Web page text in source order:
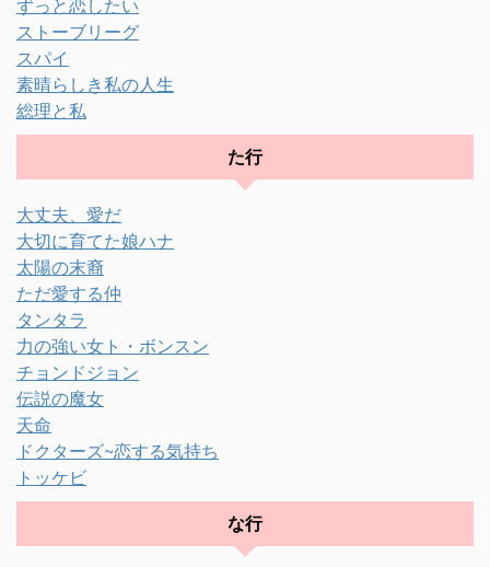
ストーブリーグ
スパイ
素晴らしき私の人生
総理と私
た行
大丈夫、愛だ
大切に育てた娘ハナ
太陽の末裔
ただ愛する仲
タンタラ
力の強い女ト・ボンスン
チョンドジョン
伝説の魔女
天命
ドクターズ~恋する気持ち
トッケビ
な行